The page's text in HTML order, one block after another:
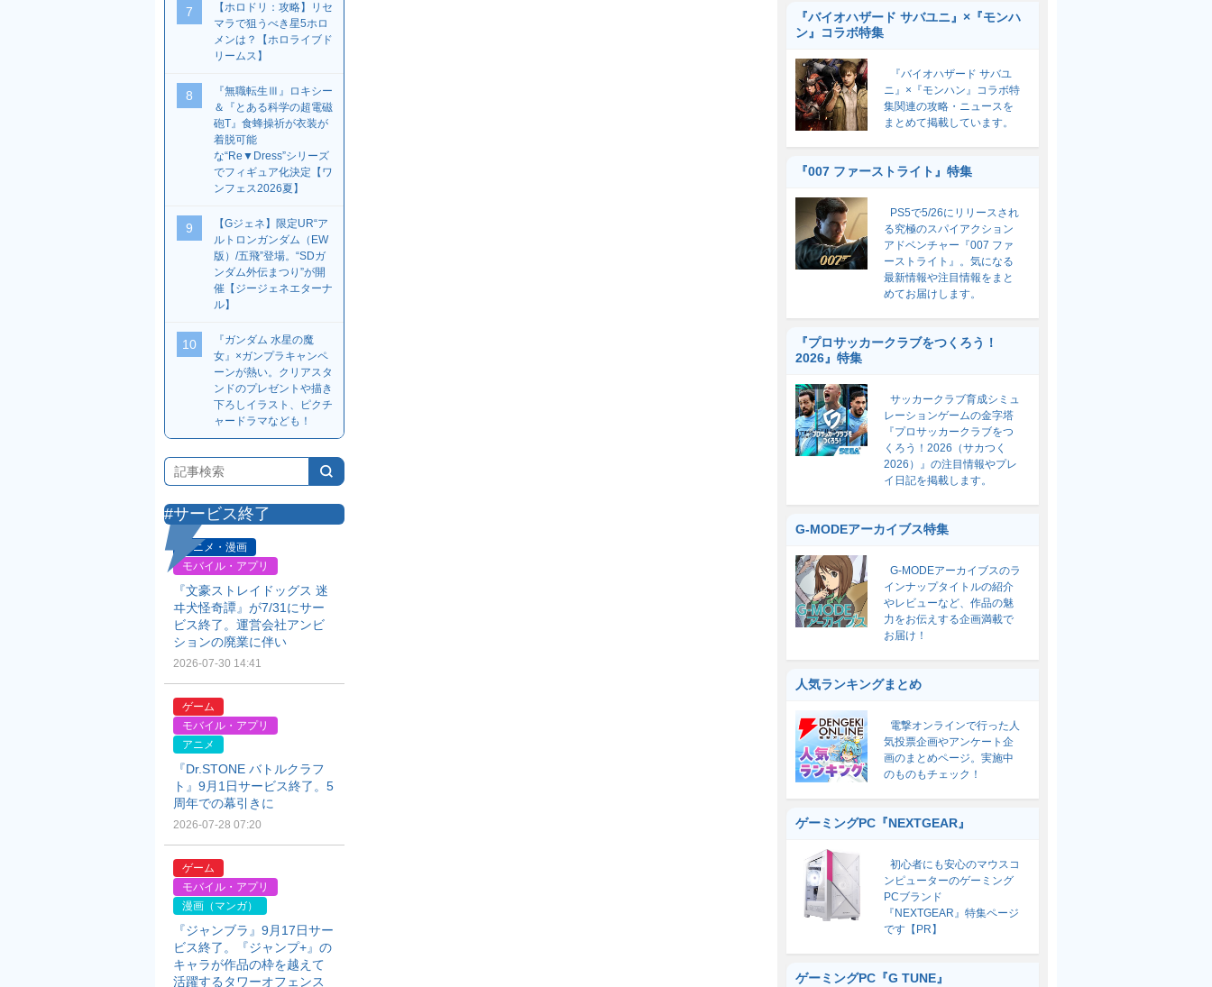
7
【ホロドリ：攻略】リセ
マラで狙うべき星5ホロ
メンは？【ホロライブド
リームス】
8
『無職転生Ⅲ』ロキシー
＆『とある科学の超電磁
砲T』食蜂操祈が衣装が
着脱可能
な“Re▼Dress”シリーズ
でフィギュア化決定【ワ
ンフェス2026夏】
9
【Gジェネ】限定UR“ア
ルトロンガンダム（EW
版）/五飛”登場。“SDガ
ンダム外伝まつり”が開
催【ジージェネエターナ
ル】
10
『ガンダム 水星の魔
女』×ガンプラキャンペ
ーンが熱い。クリアスタ
ンドのプレゼントや描き
下ろしイラスト、ピクチ
ャードラマなども！
#サービス終了
アニメ・漫画
モバイル・アプリ
『文豪ストレイドッグス 迷
ヰ犬怪奇譚』が7/31にサー
ビス終了。運営会社アンビ
ションの廃業に伴い
2026-07-30 14:41
ゲーム
モバイル・アプリ
アニメ
『Dr.STONE バトルクラフ
ト』9月1日サービス終了。5
周年での幕引きに
2026-07-28 07:20
ゲーム
モバイル・アプリ
漫画（マンガ）
『ジャンブラ』9月17日サー
ビス終了。『ジャンプ+』の
キャラが作品の枠を越えて
活躍するタワーオフェンス
『バイオハザード サバユニ』×『モンハ
ン』コラボ特集
『バイオハザード サバユ
ニ』×『モンハン』コラボ特
集関連の攻略・ニュースを
まとめて掲載しています。
『007 ファーストライト』特集
PS5で5/26にリリースされ
る究極のスパイアクション
アドベンチャー『007 ファ
ーストライト』。気になる
最新情報や注目情報をまと
めてお届けします。
『プロサッカークラブをつくろう！
2026』特集
サッカークラブ育成シミュ
レーションゲームの金字塔
『プロサッカークラブをつ
くろう！2026（サカつく
2026）』の注目情報やプレ
イ日記を掲載します。
G-MODEアーカイブス特集
G-MODEアーカイブスのラ
インナップタイトルの紹介
やレビューなど、作品の魅
力をお伝えする企画満載で
お届け！
人気ランキングまとめ
電撃オンラインで行った人
気投票企画やアンケート企
画のまとめページ。実施中
のものもチェック！
ゲーミングPC『NEXTGEAR』
初心者にも安心のマウスコ
ンピューターのゲーミング
PCブランド
『NEXTGEAR』特集ページ
です【PR】
ゲーミングPC『G TUNE』